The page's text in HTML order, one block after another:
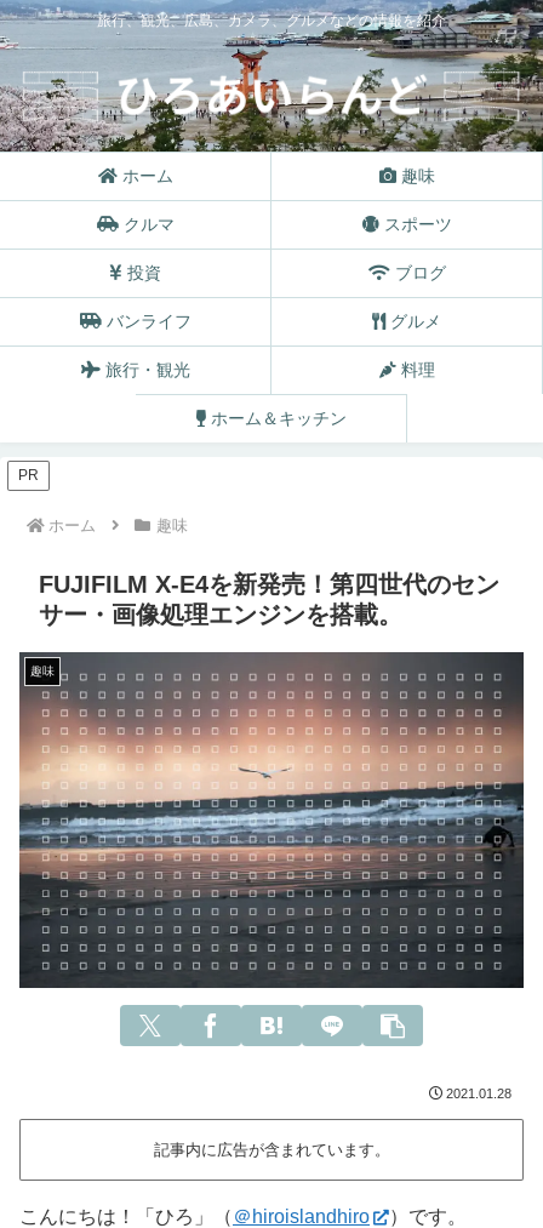
旅行、観光、広島、カメラ、グルメなどの情報を紹介
ホーム 趣味
クルマ スポーツ
投資 ブログ
バンライフ グルメ
旅行・観光 料理
ホーム＆キッチン
PR
ホーム 趣味
FUJIFILM X-E4を新発売！第四世代のセン
サー・画像処理エンジンを搭載。
趣味
2021.01.28
記事内に広告が含まれています。
こんにちは！「ひろ」（ ＠hiroislandhiro ）です。